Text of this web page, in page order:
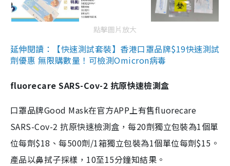
點擊圖片放大
延伸閱讀：【快速測試套裝】香港口罩品牌$19快速測試
劑優惠 無限購數量！可檢測Omicron病毒
fluorecare SARS-Cov-2 抗原快速檢測盒
口罩品牌Good Mask在官方APP上有售fluorecare
SARS-Cov-2 抗原快速檢測盒，每20劑獨立包裝為1個單
位每劑$18、每500劑/1箱獨立包裝為1個單位每劑$15。
產品以鼻拭子採樣，10至15分鐘知結果。